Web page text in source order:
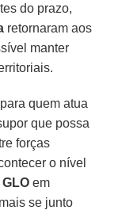
do prazo,
retornaram aos
manter
quem atua
que possa
forças
o nível
GLO em
se junto